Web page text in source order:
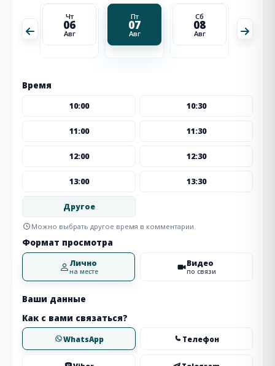
Чт
06
Авг
Пт
07
Авг
Сб
08
Авг
Время
10:00 10:30
11:00 11:30
12:00 12:30
13:00 13:30
Другое
Можно выбрать другое время в комментарии.
Формат просмотра
Лично
на месте
Видео
по связи
Ваши данные
Как с вами связаться?
WhatsApp Телефон